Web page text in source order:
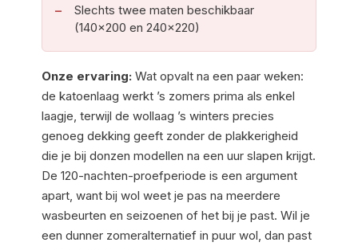
Slechts twee maten beschikbaar
(140×200 en 240×220)
Onze ervaring: Wat opvalt na een paar weken:
de katoenlaag werkt ’s zomers prima als enkel
laagje, terwijl de wollaag ’s winters precies
genoeg dekking geeft zonder de plakkerigheid
die je bij donzen modellen na een uur slapen krijgt.
De 120-nachten-proefperiode is een argument
apart, want bij wol weet je pas na meerdere
wasbeurten en seizoenen of het bij je past. Wil je
een dunner zomeralternatief in puur wol, dan past